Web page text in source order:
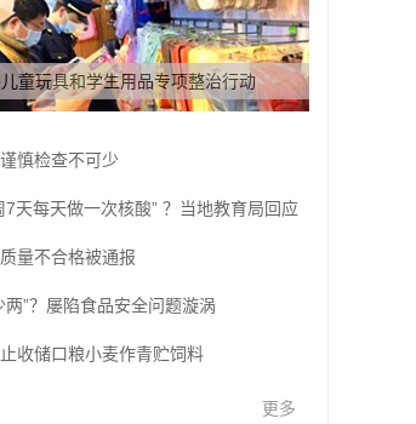
童玩具和学生用品专项整治行动
慎检查不可少
7天每天做一次核酸” ？当地教育局回应
量不合格被通报
两”？屡陷食品安全问题漩涡
收储口粮小麦作青贮饲料
更多